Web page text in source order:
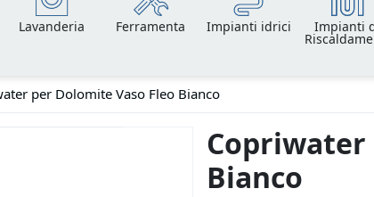
Lavanderia Ferramenta Impianti idrici Impianti
per Dolomite Vaso Fleo Bianco
Copriwater
Bianco